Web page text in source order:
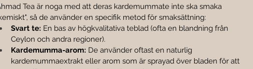
Tea är noga med att deras kardemummate inte ska smaka
så de använder en specifik metod för smaksättning:
Svart te: En bas av högkvalitativa teblad (ofta en blandning från
Ceylon och andra regioner).
Kardemumma-arom: De använder oftast en naturlig
kardemummaextrakt eller arom som är sprayad över bladen för att